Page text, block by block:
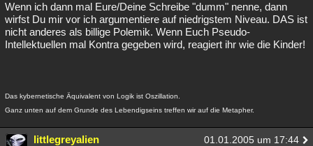
Wenn ich dann mal Eure/Deine Schreibe "dumm" nenne, dann
wirfst Du mir vor ich argumentiere auf niedrigstem Niveau. DAS ist
nicht anderes als billige Polemik. Wenn Euch Pseudo-
Intellektuellen mal Kontra gegeben wird, reagiert ihr wie die Kinder!
Das kybernetische Äquivalent von Logik ist Oszillation.
Ganz unten auf dem Grunde des Lebendigseins treffen wir auf die Metapher.
littlegreyalien 01.01.2005 um 17:44